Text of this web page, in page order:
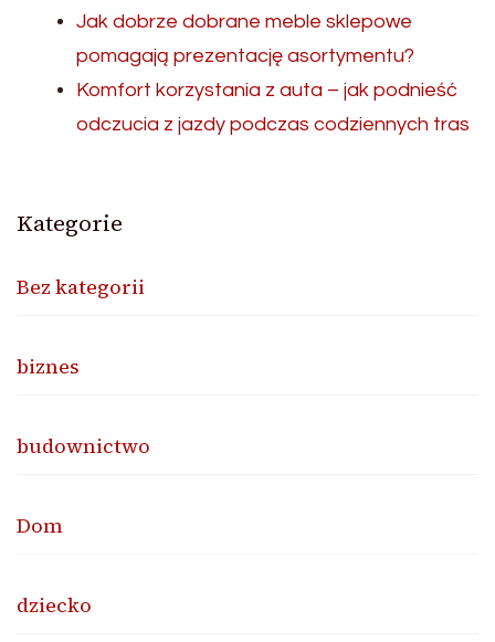
Jak dobrze dobrane meble sklepowe
pomagają prezentację asortymentu?
Komfort korzystania z auta – jak podnieść
odczucia z jazdy podczas codziennych tras
Kategorie
Bez kategorii
biznes
budownictwo
Dom
dziecko